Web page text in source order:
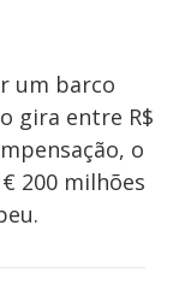
um barco
gira entre R$
o
200 milhões